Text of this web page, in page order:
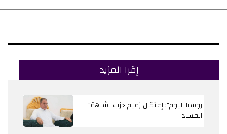
إقرا المزيد
"روسيا اليوم": إعتقال زعيم حزب بشبهة
الفساد